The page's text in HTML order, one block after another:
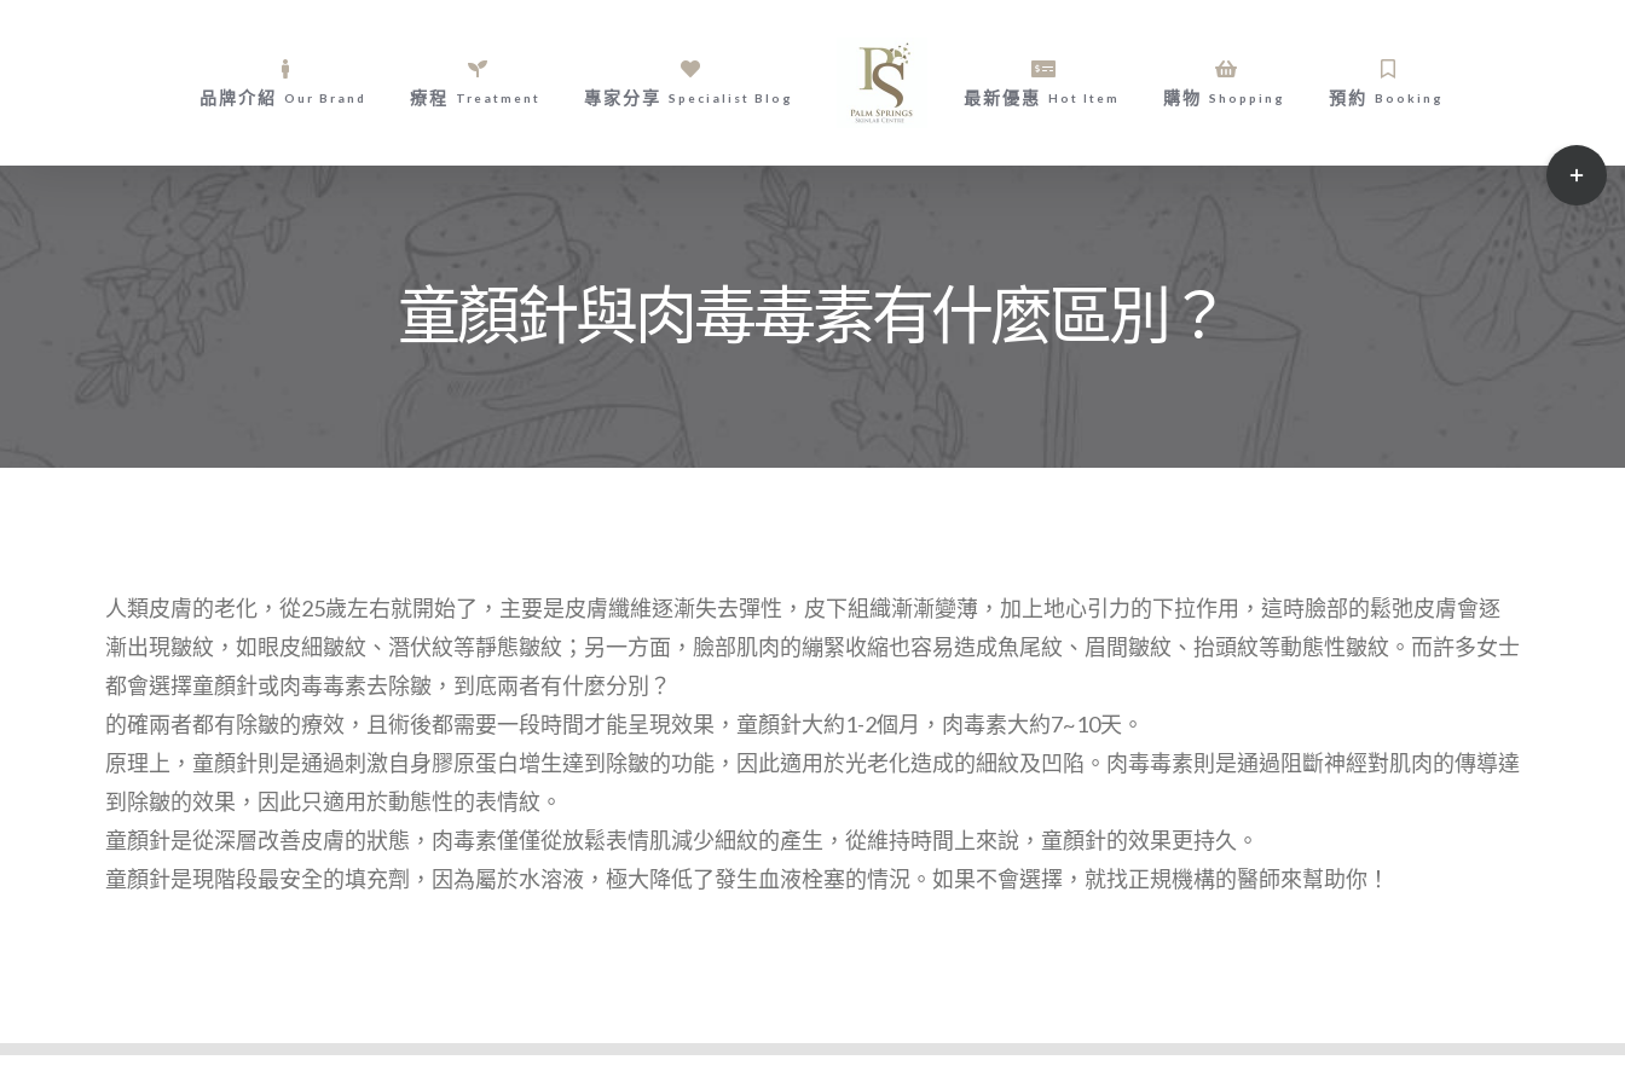
品牌介紹 Our Brand 療程 Treatment 專家分享 Specialist Blog 最新優惠 Hot Item 購物 Shopping 預約 Booking
童顏針與肉毒毒素有什麼區別？
人類皮膚的老化，從25歲左右就開始了，主要是皮膚纖維逐漸失去彈性，皮下組織漸漸變薄，加上地心引力的下拉作用，這時臉部的鬆弛皮膚會逐
漸出現皺紋，如眼皮細皺紋、潛伏紋等靜態皺紋；另一方面，臉部肌肉的繃緊收縮也容易造成魚尾紋、眉間皺紋、抬頭紋等動態性皺紋。而許多女士
都會選擇童顏針或肉毒毒素去除皺，到底兩者有什麼分別？
的確兩者都有除皺的療效，且術後都需要一段時間才能呈現效果，童顏針大約1-2個月，肉毒素大約7~10天。
原理上，童顏針則是通過刺激自身膠原蛋白增生達到除皺的功能，因此適用於光老化造成的細紋及凹陷。肉毒毒素則是通過阻斷神經對肌肉的傳導達
到除皺的效果，因此只適用於動態性的表情紋。
童顏針是從深層改善皮膚的狀態，肉毒素僅僅從放鬆表情肌減少細紋的產生，從維持時間上來說，童顏針的效果更持久。
童顏針是現階段最安全的填充劑，因為屬於水溶液，極大降低了發生血液栓塞的情況。如果不會選擇，就找正規機構的醫師來幫助你！
Toggle
Sliding